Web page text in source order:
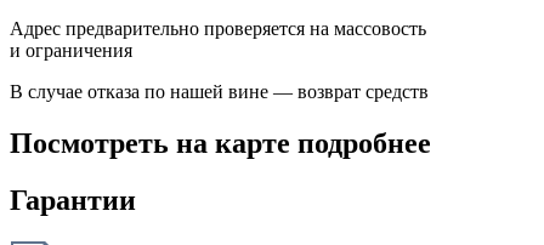
Адрес предварительно проверяется на массовость
и ограничения
В случае отказа по нашей вине — возврат средств
Посмотреть на карте подробнее
Гарантии